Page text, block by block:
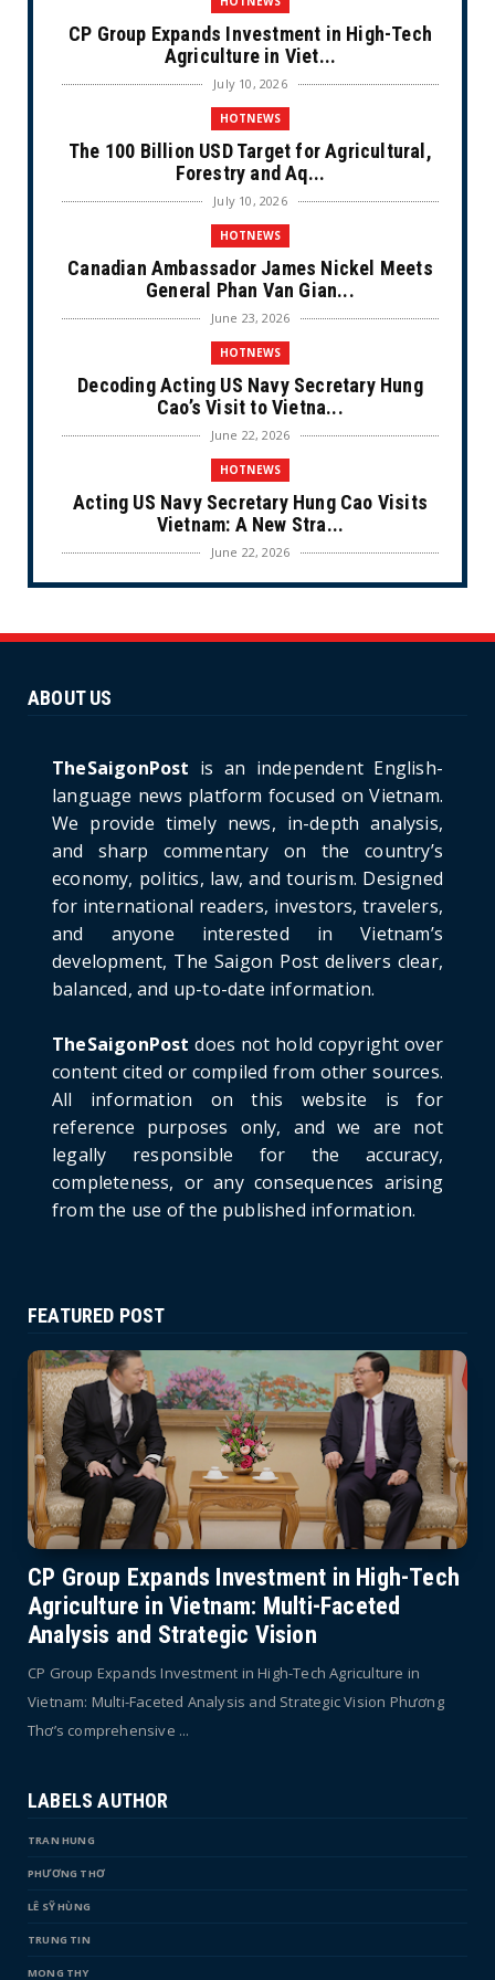
CP Group Expands Investment in High-Tech
Agriculture in Viet...
July 10, 2026
HOTNEWS
The 100 Billion USD Target for Agricultural,
Forestry and Aq...
July 10, 2026
HOTNEWS
Canadian Ambassador James Nickel Meets
General Phan Van Gian...
June 23, 2026
HOTNEWS
Decoding Acting US Navy Secretary Hung
Cao’s Visit to Vietna...
June 22, 2026
HOTNEWS
Acting US Navy Secretary Hung Cao Visits
Vietnam: A New Stra...
June 22, 2026
CULTURE
Ninh Bride Re-enacts...
Project: An Analysi...
June 21, 2026
HOTNEWS
Detailed Analysis of the Cooling-off Period
Law in Timeshare...
June 21, 2026
HOTNEWS
Prime Minister Lê Minh Hưng’s Visit to
Russia: A New Step Fo...
HOTNEWS
Politburo: Strictly Handle Acts of Using
Pirated Software, C...
June 21, 2026
ABOUT US
TheSaigonPost is an independent English-
language news platform focused on Vietnam.
We provide timely news, in-depth analysis,
and sharp commentary on the country’s
economy, politics, law, and tourism. Designed
for international readers, investors, travelers,
and anyone interested in Vietnam’s
development, The Saigon Post delivers clear,
balanced, and up-to-date information.
TheSaigonPost does not hold copyright over
content cited or compiled from other sources.
All information on this website is for
reference purposes only, and we are not
legally responsible for the accuracy,
completeness, or any consequences arising
from the use of the published information.
FEATURED POST
CP Group Expands Investment in High-Tech
Agriculture in Vietnam: Multi-Faceted
Analysis and Strategic Vision
CP Group Expands Investment in High-Tech Agriculture in
Vietnam: Multi-Faceted Analysis and Strategic Vision Phương
Thơ’s comprehensive ...
LABELS AUTHOR
TRAN HUNG
PHƯƠNG THƠ
LÊ SỸ HÙNG
TRUNG TIN
MONG THY